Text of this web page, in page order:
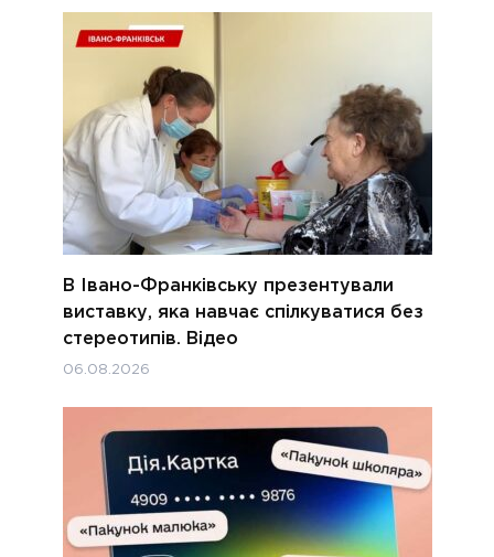
В Івано-Франківську презентували
виставку, яка навчає спілкуватися без
стереотипів. Відео
06.08.2026